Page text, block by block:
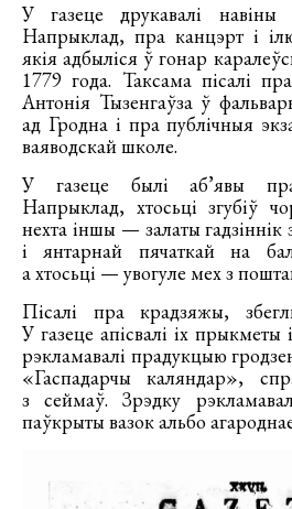
У газеце друкавалі навіны
Напрыклад, пра канцэрт і
якія адбыліся ў гонар
1779 года. Таксама пісалі
Антонія Тызенгаўза ў
ад Гродна і пра публічныя
ваяводскай школе.
У газеце былі аб’явы
Напрыклад, хтосьці згубіў
нехта іншы — залаты
і янтарнай пячаткай на
а хтосьці — увогуле мех з
Пісалі пра крадзяжы,
У газеце апісвалі іх прыкметы
рэкламавалі прадукцыю
«Гаспадарчы каляндар»,
з сеймаў. Зрэдку
паўкрыты вазок альбо